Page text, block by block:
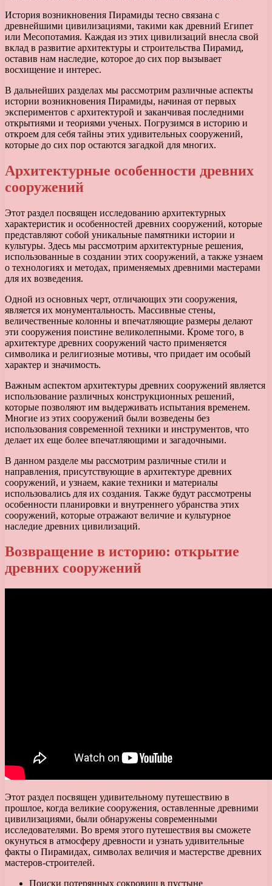
История возникновения Пирамиды тесно связана с
древнейшими цивилизациями, такими как древний Египет
или Месопотамия. Каждая из этих цивилизаций внесла свой
вклад в развитие архитектуры и строительства Пирамид,
оставив нам наследие, которое до сих пор вызывает
восхищение и интерес.
В дальнейших разделах мы рассмотрим различные аспекты
истории возникновения Пирамиды, начиная от первых
экспериментов с архитектурой и заканчивая последними
открытиями и теориями ученых. Погрузимся в историю и
откроем для себя тайны этих удивительных сооружений,
которые до сих пор остаются загадкой для многих.
Архитектурные особенности древних
сооружений
Этот раздел посвящен исследованию архитектурных
характеристик и особенностей древних сооружений, которые
представляют собой уникальные памятники истории и
культуры. Здесь мы рассмотрим архитектурные решения,
использованные в создании этих сооружений, а также узнаем
о технологиях и методах, применяемых древними мастерами
для их возведения.
Одной из основных черт, отличающих эти сооружения,
является их монументальность. Массивные стены,
величественные колонны и впечатляющие размеры делают
эти сооружения поистине великолепными. Кроме того, в
архитектуре древних сооружений часто применяется
символика и религиозные мотивы, что придает им особый
характер и значимость.
Важным аспектом архитектуры древних сооружений является
использование различных конструкционных решений,
которые позволяют им выдерживать испытания временем.
Многие из этих сооружений были возведены без
использования современной техники и инструментов, что
делает их еще более впечатляющими и загадочными.
В данном разделе мы рассмотрим различные стили и
направления, присутствующие в архитектуре древних
сооружений, и узнаем, какие техники и материалы
использовались для их создания. Также будут рассмотрены
особенности планировки и внутреннего убранства этих
сооружений, которые отражают величие и культурное
наследие древних цивилизаций.
Возвращение в историю: открытие
древних сооружений
Этот раздел посвящен удивительному путешествию в
прошлое, когда великие сооружения, оставленные древними
цивилизациями, были обнаружены современными
исследователями. Во время этого путешествия вы сможете
окунуться в атмосферу древности и узнать удивительные
факты о Пирамидах, символах величия и мастерстве древних
мастеров-строителей.
Поиски потерянных сокровищ в пустыне